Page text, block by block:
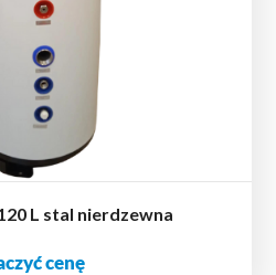
L stal nierdzewna
cenę